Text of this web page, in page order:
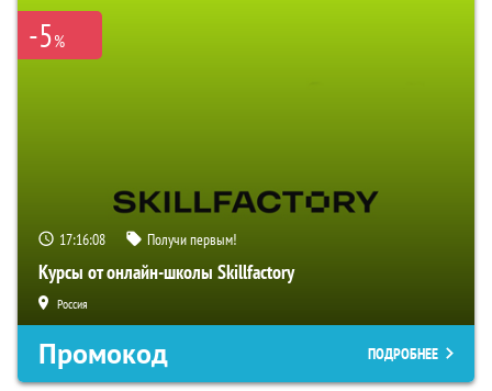
-5%
17:16:07 Получи первым!
Курсы от онлайн-школы Skillfactory
Россия
Промокод ПОДРОБНЕЕ